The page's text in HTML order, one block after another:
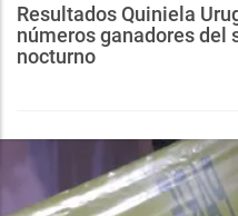
Resultados Quiniela
números ganadores del
nocturno